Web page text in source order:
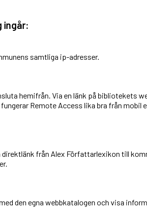
ingår:
samtliga ip-adresser.
hemifrån. Via en länk på bibliotekets
Remote Access lika bra från mobil
från Alex Författarlexikon till
den egna webbkatalogen och visa